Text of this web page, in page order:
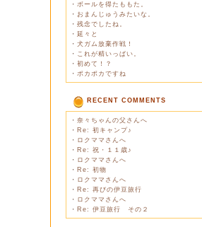
・ ボールを得たももた。
・ おまんじゅうみたいな。
・ 残念でしたね。
・ 延々と
・ 犬ガム放棄作戦！
・ これが精いっぱい。
・ 初めて！？
・ ポカポカですね
RECENT COMMENTS
・ 奈々ちゃんの父さんへ
・ Re: 初キャンプ♪
・ ロクママさんへ
・ Re: 祝・１１歳♪
・ ロクママさんへ
・ Re: 初物
・ ロクママさんへ
・ Re: 再びの伊豆旅行
・ ロクママさんへ
・ Re: 伊豆旅行 その２